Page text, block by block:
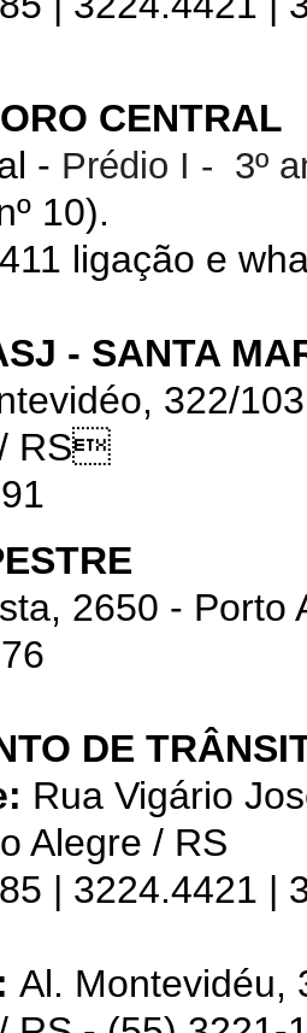
CENTRAL
- Prédio I - 3º
10).
ligação e
- SANTA
322/
RS
2650 - Porto
DE
Rua Vigário
Alegre / RS
| 3224.4421 |
Al. Montevidéu,